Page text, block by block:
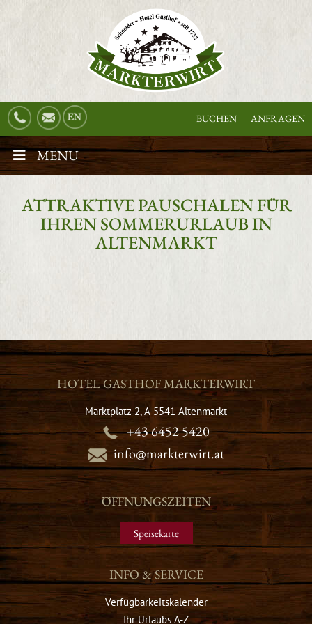
BUCHEN ANFRAGEN
MENU
ATTRAKTIVE PAUSCHALEN FÜR
IHREN SOMMERURLAUB IN
ALTENMARKT
HOTEL GASTHOF MARKTERWIRT
Marktplatz 2, A-5541 Altenmarkt
+43 6452 5420
info@markterwirt.at
ÖFFNUNGSZEITEN
Speisekarte
INFO & SERVICE
Verfügbarkeitskalender
Ihr Urlaubs A-Z